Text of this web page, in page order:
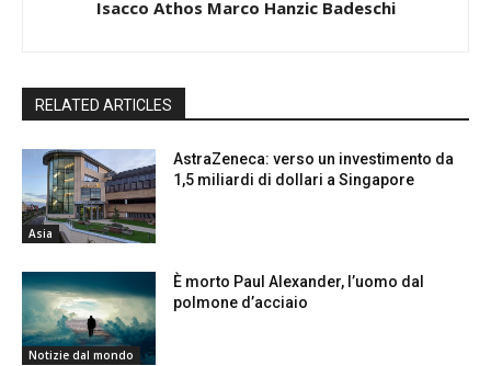
Isacco Athos Marco Hanzic Badeschi
RELATED ARTICLES
Asia
AstraZeneca: verso un investimento da
1,5 miliardi di dollari a Singapore
Notizie dal mondo
È morto Paul Alexander, l’uomo dal
polmone d’acciaio